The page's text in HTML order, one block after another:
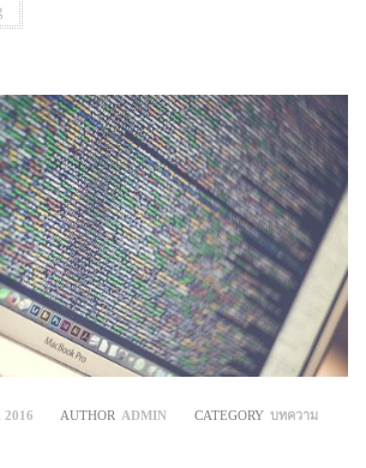
2016 AUTHOR ADMIN CATEGORY บทความ